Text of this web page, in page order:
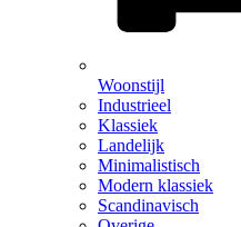
Woonstijl
Industrieel
Klassiek
Landelijk
Minimalistisch
Modern klassiek
Scandinavisch